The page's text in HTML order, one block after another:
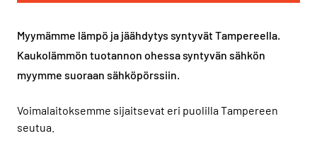
Myymämme lämpö ja jäähdytys syntyvät Tampereella.
Kaukolämmön tuotannon ohessa syntyvän sähkön
myymme suoraan sähköpörssiin.
Voimalaitoksemme sijaitsevat eri puolilla Tampereen
seutua.